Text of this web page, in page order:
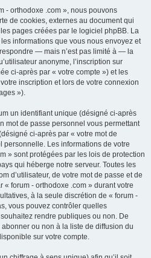
- orthodoxe .com », nous pouvons
de cookies, externes au document qui
pages créées par le logiciel phpBB. La
informations que vous nous envoyez et
— mais n’est pas limité à — la
anonyme, l’inscription sur
ci-après par « votre compte ») et les
inscription et lors de votre connexion
»).
un identifiant unique (désigné ci-après
mot de passe personnel vous permettant
ci-après par « votre mot de
personnelle. Les informations de votre
» sont protégées par les lois de protection
qui héberge notre serveur. Toutes les
d’utilisateur, de votre mot de passe et de
forum - orthodoxe .com » durant votre
à la seule discrétion de « forum -
vous pouvez contrôler quelles
rendre publiques ou non. De
ou non à la liste de diffusion du
sur votre compte.